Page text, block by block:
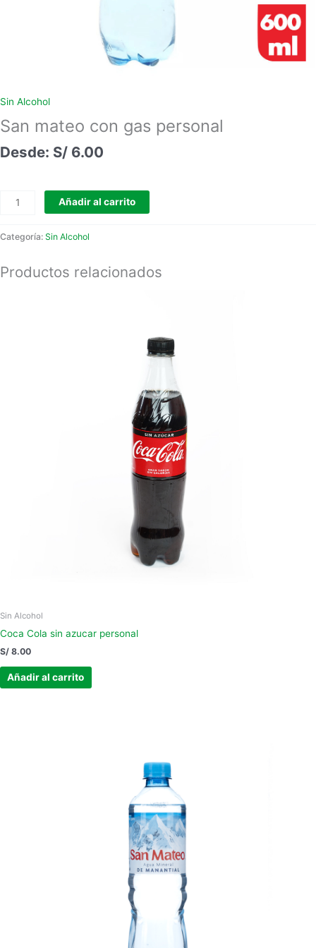
Sin Alcohol
San mateo con gas personal
S/ 6.00
Añadir al carrito
Categoría: Sin Alcohol
Productos relacionados
Sin Alcohol
Coca Cola sin azucar personal
S/ 8.00
Añadir al carrito